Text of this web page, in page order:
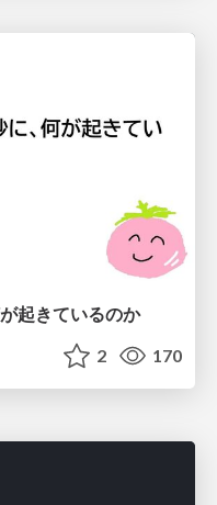
起きているのか
2 170